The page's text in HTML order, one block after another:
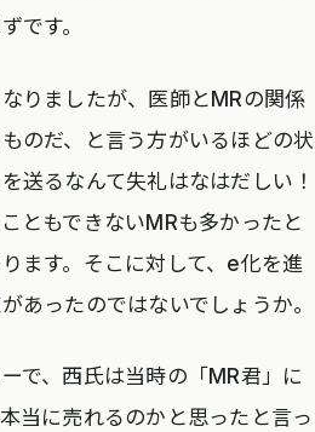
です。
りましたが、医師とMRの関係
のだ、と言う方がいるほどの状
送るなんて失礼はなはだしい！
ともできないMRも多かったと
ます。そこに対して、e化を進
あったのではないでしょうか。
で、西氏は当時の「MR君」に
当に売れるのかと思ったと言っ